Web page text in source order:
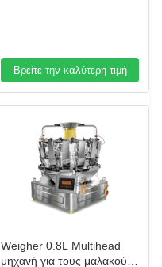
Βρείτε την καλύτερη τιμή
Weigher 0.8L Multihead
μηχανή για τους μαλακούς